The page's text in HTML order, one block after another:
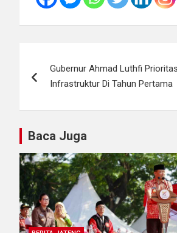
pos
Gubernur Ahmad Luthfi
Infrastruktur Di Tahun Pertama
Baca Juga